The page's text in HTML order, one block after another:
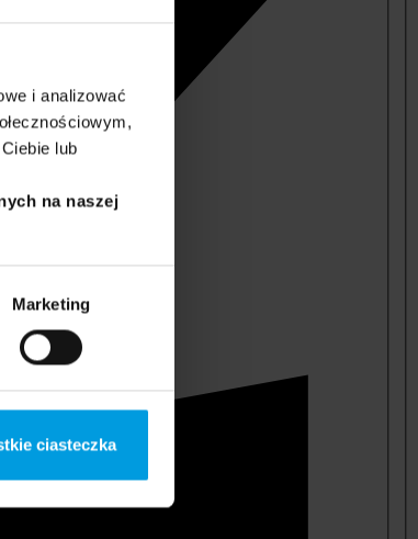
i analizować
lub
na naszej
Marketing
ciasteczka